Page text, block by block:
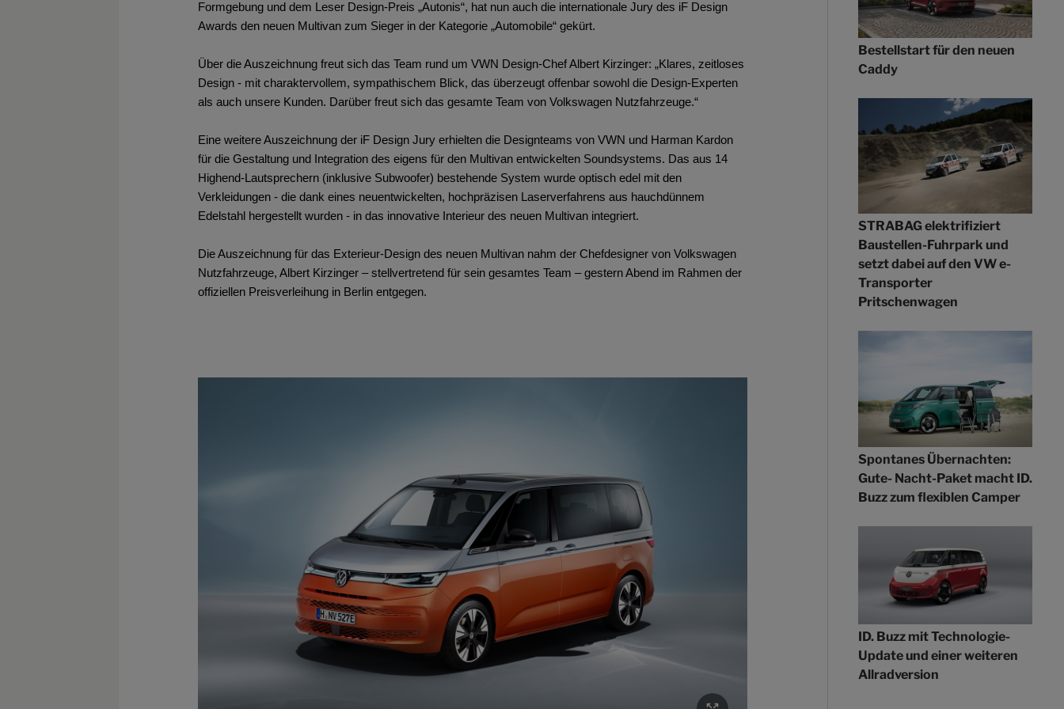
Formgebung und dem Leser Design-Preis „Autonis“, hat nun auch die internationale Jury des iF Design
Awards den neuen Multivan zum Sieger in der Kategorie „Automobile“ gekürt.
Über die Auszeichnung freut sich das Team rund um VWN Design-Chef Albert Kirzinger: „Klares, zeitloses
Design - mit charaktervollem, sympathischem Blick, das überzeugt offenbar sowohl die Design-Experten
als auch unsere Kunden. Darüber freut sich das gesamte Team von Volkswagen Nutzfahrzeuge.“
Eine weitere Auszeichnung der iF Design Jury erhielten die Designteams von VWN und Harman Kardon
für die Gestaltung und Integration des eigens für den Multivan entwickelten Soundsystems. Das aus 14
Highend-Lautsprechern (inklusive Subwoofer) bestehende System wurde optisch edel mit den
Verkleidungen - die dank eines neuentwickelten, hochpräzisen Laserverfahrens aus hauchdünnem
Edelstahl hergestellt wurden - in das innovative Interieur des neuen Multivan integriert.
Die Auszeichnung für das Exterieur-Design des neuen Multivan nahm der Chefdesigner von Volkswagen
Nutzfahrzeuge, Albert Kirzinger – stellvertretend für sein gesamtes Team – gestern Abend im Rahmen der
offiziellen Preisverleihung in Berlin entgegen.
Bestellstart für den neuen
Caddy
STRABAG elektrifiziert
Baustellen-Fuhrpark und
setzt dabei auf den VW e-
Transporter
Pritschenwagen
Spontanes Übernachten:
Gute- Nacht-Paket macht ID.
Buzz zum flexiblen Camper
ID. Buzz mit Technologie-
Update und einer weiteren
Allradversion